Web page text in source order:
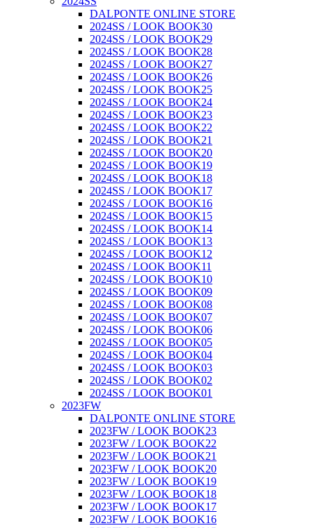
DALPONTE ONLINE STORE
2024SS / LOOK BOOK30
2024SS / LOOK BOOK29
2024SS / LOOK BOOK28
2024SS / LOOK BOOK27
2024SS / LOOK BOOK26
2024SS / LOOK BOOK25
2024SS / LOOK BOOK24
2024SS / LOOK BOOK23
2024SS / LOOK BOOK22
2024SS / LOOK BOOK21
2024SS / LOOK BOOK20
2024SS / LOOK BOOK19
2024SS / LOOK BOOK18
2024SS / LOOK BOOK17
2024SS / LOOK BOOK16
2024SS / LOOK BOOK15
2024SS / LOOK BOOK14
2024SS / LOOK BOOK13
2024SS / LOOK BOOK12
2024SS / LOOK BOOK11
2024SS / LOOK BOOK10
2024SS / LOOK BOOK09
2024SS / LOOK BOOK08
2024SS / LOOK BOOK07
2024SS / LOOK BOOK06
2024SS / LOOK BOOK05
2024SS / LOOK BOOK04
2024SS / LOOK BOOK03
2024SS / LOOK BOOK02
2024SS / LOOK BOOK01
2023FW
DALPONTE ONLINE STORE
2023FW / LOOK BOOK23
2023FW / LOOK BOOK22
2023FW / LOOK BOOK21
2023FW / LOOK BOOK20
2023FW / LOOK BOOK19
2023FW / LOOK BOOK18
2023FW / LOOK BOOK17
2023FW / LOOK BOOK16